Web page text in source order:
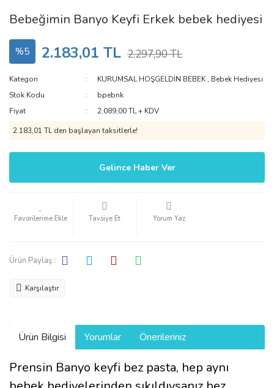
Bebeğimin Banyo Keyfi Erkek bebek hediyesi
%5 2.183,01 TL 2.297,90 TL
Kategori KURUMSAL HOŞGELDİN BEBEK , Bebek Hediyesi
Stok Kodu
bpebnk
Fiyat
2.089,00 TL + KDV
2.183,01 TL den başlayan taksitlerle!
Gelince Haber Ver
Tavsiye Et Yorum Yaz
Ürün Paylaş :
Karşılaştır
Ürün Bilgisi Yorumlar Önerileriniz
Prensin Banyo keyfi bez pasta, hep aynı